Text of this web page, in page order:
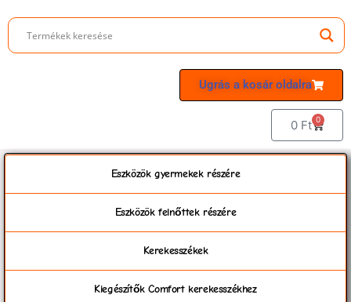
Ugrás a kosár oldalra
0 Ft 0
Eszközök gyermekek részére
Eszközök felnőttek részére
Kerekesszékek
Kiegészítők Comfort kerekesszékhez